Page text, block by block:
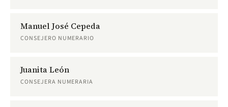
Manuel José Cepeda
CONSEJERO NUMERARIO
Juanita León
CONSEJERA NUMERARIA